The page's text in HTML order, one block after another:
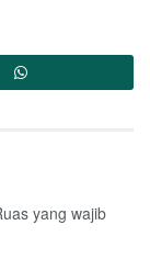
yang wajib